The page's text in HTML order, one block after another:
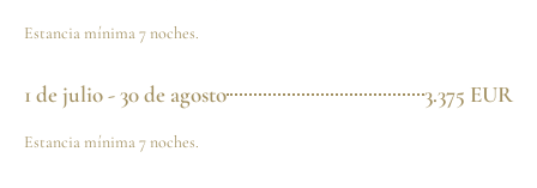
Estancia mínima 7 noches.
1 de julio - 30 de agosto 3.375 EUR
Estancia mínima 7 noches.